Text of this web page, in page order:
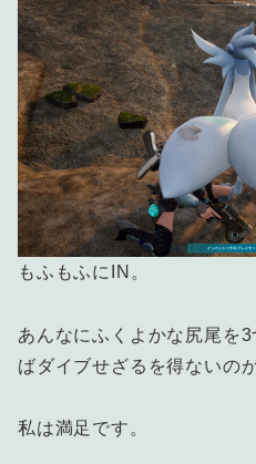
もふもふにIN。
あんなにふくよかな尻尾を
ばダイブせざるを得ないの
私は満足です。